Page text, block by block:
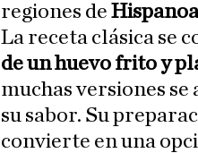
regiones de
La receta clásica se
de un huevo frito y
muchas versiones
su sabor. Su
convierte en una